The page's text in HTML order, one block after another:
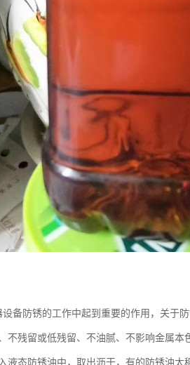
备防锈的工作中起到重要的作用，关于
不残留或低残留、不油腻、不影响金属本
液态防锈油中，取出沥干，有的防锈油太